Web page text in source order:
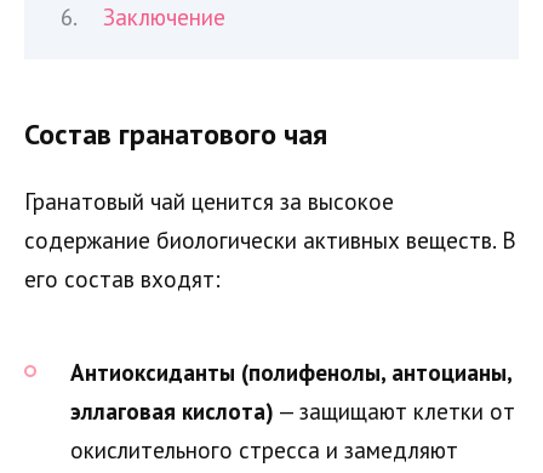
Заключение
Состав гранатового чая
Гранатовый чай ценится за высокое
содержание биологически активных веществ. В
его состав входят:
Антиоксиданты (полифенолы, антоцианы,
эллаговая кислота) — защищают клетки от
окислительного стресса и замедляют